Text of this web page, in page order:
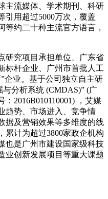
主流媒体、学术期刊、科研
引用超过5000万次，覆盖
约二十种主流官方语言，
研究项目承担单位、广东省
标杆企业、广州市首批人工
企业。基于公司独立自主研
分析系统 (CMDAS)” (广
2016B010110001) ，艾媒
趋势、市场进入、竞争情
据及营销效果等多维度的线
累计为超过3800家政企机构
也是广州市建设国家级科技
业创新发展项目等重大课题